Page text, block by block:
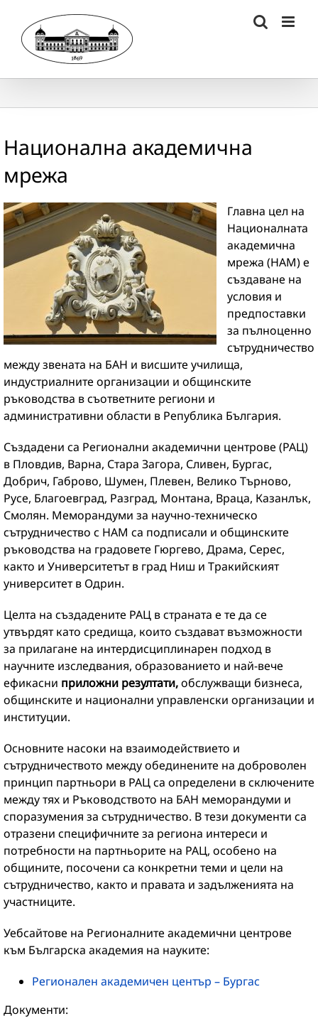
content
Национална академична
мрежа
Главна цел на
Националната
академична
мрежа (НАМ) е
създаване на
условия и
предпоставки
за пълноценно
сътрудничество
между звената на БАН и висшите училища,
индустриалните организации и общинските
ръководства в съответните региони и
административни области в Република България.
Създадени са Регионални академични центрове (РАЦ)
в Пловдив, Варна, Стара Загора, Сливен, Бургас,
Добрич, Габрово, Шумен, Плевен, Велико Търново,
Русе, Благоевград, Разград, Монтана, Враца, Казанлък,
Смолян. Меморандуми за научно-техническо
сътрудничество с НАМ са подписали и общинските
ръководства на градовете Гюргево, Драма, Серес,
както и Университетът в град Ниш и Тракийският
университет в Одрин.
Целта на създадените РАЦ в страната е те да се
утвърдят като средища, които създават възможности
за прилагане на интердисциплинарен подход в
научните изследвания, образованието и най-вече
ефикасни приложни резултати,обслужващи бизнеса,
общинските и национални управленски организации и
институции.
Основните насоки на взаимодействието и
сътрудничеството между обединените на доброволен
принцип партньори в РАЦ са определени в сключените
между тях и Ръководството на БАН меморандуми и
споразумения за сътрудничество. В тези документи са
отразени специфичните за региона интереси и
потребности на партньорите на РАЦ, особено на
общините, посочени са конкретни теми и цели на
сътрудничество, както и правата и задълженията на
участниците.
Уебсайтове на Регионалните академични центрове
към Българска академия на науките:
Регионален академичен център – Бургас
Документи: